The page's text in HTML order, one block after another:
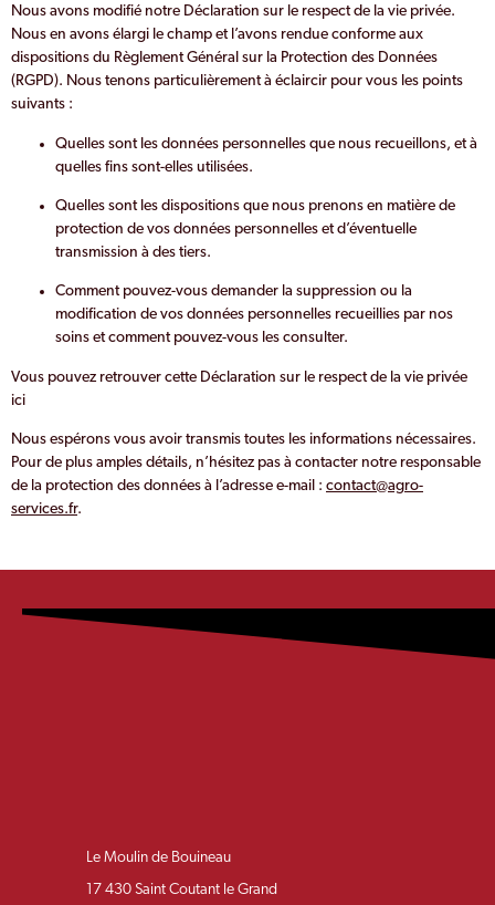
Nous avons modifié notre Déclaration sur le respect de la vie privée.
Nous en avons élargi le champ et l’avons rendue conforme aux
dispositions du Règlement Général sur la Protection des Données
(RGPD). Nous tenons particulièrement à éclaircir pour vous les points
suivants :
Quelles sont les données personnelles que nous recueillons, et à
quelles fins sont-elles utilisées.
Quelles sont les dispositions que nous prenons en matière de
protection de vos données personnelles et d’éventuelle
transmission à des tiers.
Comment pouvez-vous demander la suppression ou la
modification de vos données personnelles recueillies par nos
soins et comment pouvez-vous les consulter.
Vous pouvez retrouver cette Déclaration sur le respect de la vie privée
ici
Nous espérons vous avoir transmis toutes les informations nécessaires.
Pour de plus amples détails, n’hésitez pas à contacter notre responsable
de la protection des données à l’adresse e-mail : contact@agro-
services.fr.
Le Moulin de Bouineau
17 430 Saint Coutant le Grand